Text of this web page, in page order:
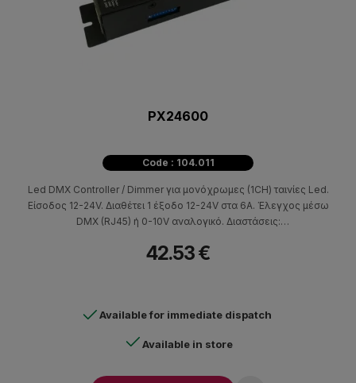
PX24600
Code : 104.011
Led DMX Controller / Dimmer για μονόχρωμες (1CH) ταινίες Led.
Είσοδος 12-24V. Διαθέτει 1 έξοδο 12-24V στα 6Α. Έλεγχος μέσω
DMX (RJ45) ή 0-10V αναλογικό. Διαστάσεις:
42.53 €
Available for immediate dispatch
Available in store